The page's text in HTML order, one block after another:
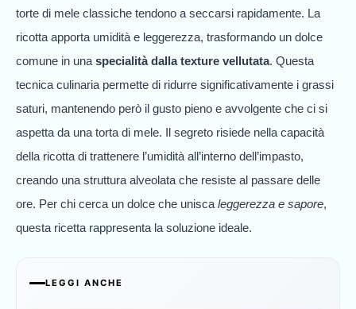
torte di mele classiche tendono a seccarsi rapidamente. La
ricotta apporta umidità e leggerezza, trasformando un dolce
comune in una specialità dalla texture vellutata. Questa
tecnica culinaria permette di ridurre significativamente i grassi
saturi, mantenendo però il gusto pieno e avvolgente che ci si
aspetta da una torta di mele. Il segreto risiede nella capacità
della ricotta di trattenere l’umidità all’interno dell’impasto,
creando una struttura alveolata che resiste al passare delle
ore. Per chi cerca un dolce che unisca leggerezza e sapore,
questa ricetta rappresenta la soluzione ideale.
LEGGI ANCHE